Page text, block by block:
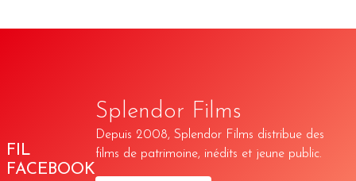
FIL
FACEBOOK
Splendor Films
Depuis 2008, Splendor Films distribue des
films de patrimoine, inédits et jeune public.